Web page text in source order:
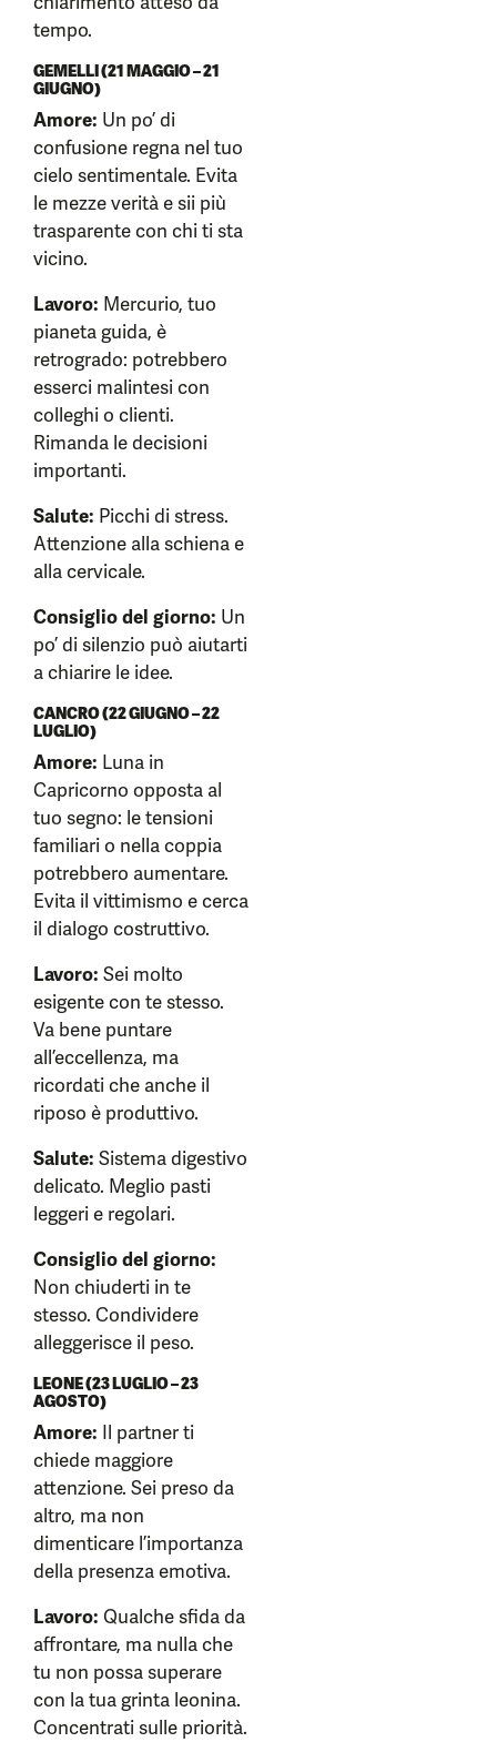
tempo.
GEMELLI (21 MAGGIO – 21
GIUGNO)
Amore: Un po’ di
confusione regna nel tuo
cielo sentimentale. Evita
le mezze verità e sii più
trasparente con chi ti sta
vicino.
Lavoro: Mercurio, tuo
pianeta guida, è
retrogrado: potrebbero
esserci malintesi con
colleghi o clienti.
Rimanda le decisioni
importanti.
Salute: Picchi di stress.
Attenzione alla schiena e
alla cervicale.
Consiglio del giorno: Un
po’ di silenzio può aiutarti
a chiarire le idee.
CANCRO (22 GIUGNO – 22
LUGLIO)
Amore: Luna in
Capricorno opposta al
tuo segno: le tensioni
familiari o nella coppia
potrebbero aumentare.
Evita il vittimismo e cerca
il dialogo costruttivo.
Lavoro: Sei molto
esigente con te stesso.
Va bene puntare
all’eccellenza, ma
ricordati che anche il
riposo è produttivo.
Salute: Sistema digestivo
delicato. Meglio pasti
leggeri e regolari.
Consiglio del giorno:
Non chiuderti in te
stesso. Condividere
alleggerisce il peso.
LEONE (23 LUGLIO – 23
AGOSTO)
Amore: Il partner ti
chiede maggiore
attenzione. Sei preso da
altro, ma non
dimenticare l’importanza
della presenza emotiva.
Lavoro: Qualche sfida da
affrontare, ma nulla che
tu non possa superare
con la tua grinta leonina.
Concentrati sulle priorità.